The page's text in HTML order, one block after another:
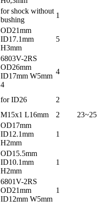
for shock without
bushing
1
OD21mm
ID17.1mm
H3mm
5
6803V-2RS
OD26mm
ID17mm W5mm
4
4
for ID26
2
M15x1 L16mm 2 23~25
OD17mm
ID12.1mm
H2mm
1
OD15.5mm
ID10.1mm
H2mm
1
6801V-2RS
OD21mm
ID12mm W5mm
1